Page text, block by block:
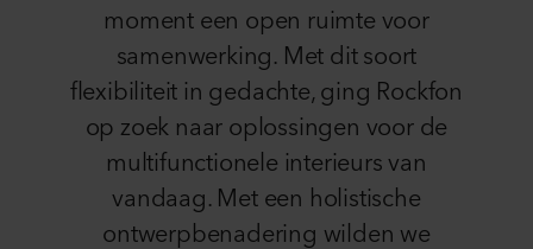
moment een open ruimte voor
samenwerking. Met dit soort
flexibiliteit in gedachte, ging Rockfon
op zoek naar oplossingen voor de
multifunctionele interieurs van
vandaag. Met een holistische
ontwerpbenadering wilden we